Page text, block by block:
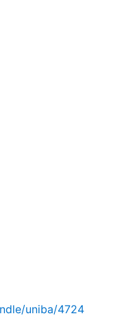
uniba/4724